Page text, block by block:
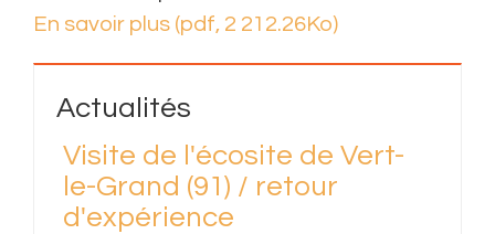
En savoir plus (pdf, 2 212.26Ko)
Actualités
Visite de l'écosite de Vert-
le-Grand (91) / retour
d'expérience